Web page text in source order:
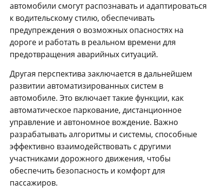
автомобили смогут распознавать и адаптироваться
к водительскому стилю, обеспечивать
предупреждения о возможных опасностях на
дороге и работать в реальном времени для
предотвращения аварийных ситуаций.
Другая перспектива заключается в дальнейшем
развитии автоматизированных систем в
автомобиле. Это включает такие функции, как
автоматическое паркование, дистанционное
управление и автономное вождение. Важно
разрабатывать алгоритмы и системы, способные
эффективно взаимодействовать с другими
участниками дорожного движения, чтобы
обеспечить безопасность и комфорт для
пассажиров.